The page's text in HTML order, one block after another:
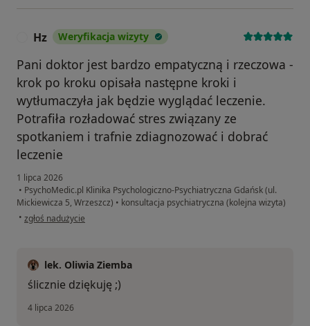
Hz Weryfikacja wizyty
Pani doktor jest bardzo empatyczną i rzeczowa -
krok po kroku opisała następne kroki i
wytłumaczyła jak będzie wyglądać leczenie.
Potrafiła rozładować stres związany ze
spotkaniem i trafnie zdiagnozować i dobrać
leczenie
1 lipca 2026
• PsychoMedic.pl Klinika Psychologiczno-Psychiatryczna Gdańsk (ul.
Mickiewicza 5, Wrzeszcz) • konsultacja psychiatryczna (kolejna wizyta)
• w opinii użytkownika Hz
zgłoś nadużycie
lek. Oliwia Ziemba
ślicznie dziękuję ;)
4 lipca 2026